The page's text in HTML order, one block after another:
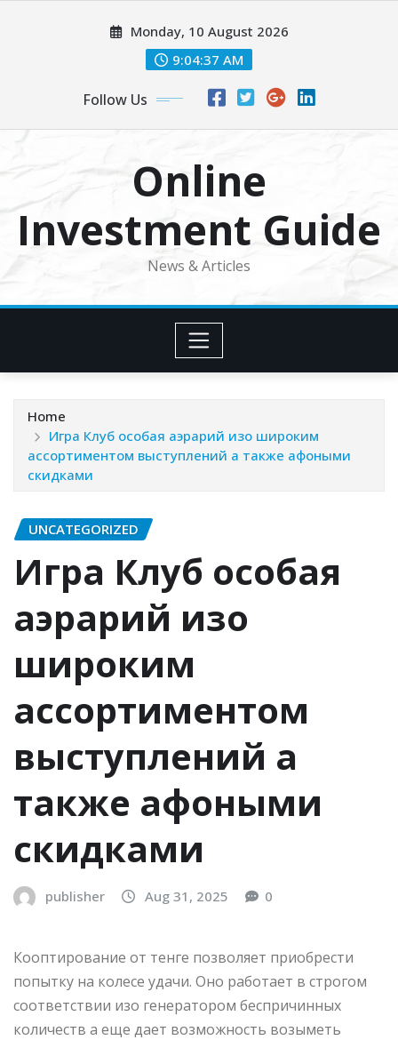
Monday, 10 August 2026
9:04:38 AM
Follow Us
Online
Investment Guide
News & Articles
Home
Игра Клуб особая аэрарий изо широким
ассортиментом выступлений а также афоными
скидками
UNCATEGORIZED
Игра Клуб особая
аэрарий изо
широким
ассортиментом
выступлений а
также афоными
скидками
publisher Aug 31, 2025 0
Кооптирование от тенге позволяет приобрести
попытку на колесе удачи. Оно работает в строгом
соответствии изо генератором беспричинных
количеств а еще дает возможность возыметь